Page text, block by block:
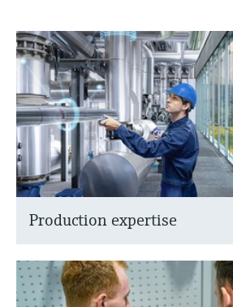
Applicator 选型和计算软件
通过应用参数查找、选择并配置产品
Device Viewer
查找产品具体信息和文档
备件查找工具
您可通过产品型号、订单代码或序列号，轻
松查找所需备件。
微波限位栅物位测量
Level measurement with pressure
选购全部
光度计
微波传输测量原理
Memosens数字技术
选购全部
数字化驱动流程工业转型升级
决策级过程透明度，赋能卓越运营
Production expertise